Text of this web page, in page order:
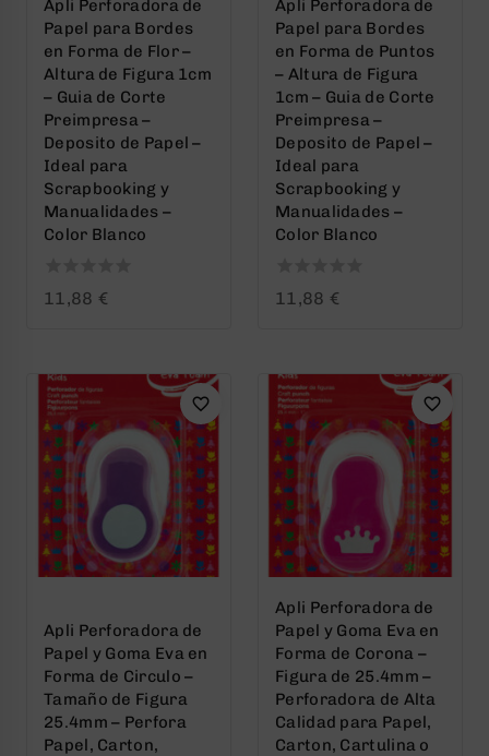
Apli Perforadora de
Papel para Bordes
en Forma de Flor –
Altura de Figura 1cm
– Guia de Corte
Preimpresa –
Deposito de Papel –
Ideal para
Scrapbooking y
Manualidades –
Color Blanco
011,88 €
Apli Perforadora de
Papel para Bordes
en Forma de Puntos
– Altura de Figura
1cm – Guia de Corte
Preimpresa –
Deposito de Papel –
Ideal para
Scrapbooking y
Manualidades –
Color Blanco
011,88 €
Apli Perforadora de
Papel y Goma Eva en
Forma de Circulo –
Tamaño de Figura
25.4mm – Perfora
Papel, Carton,
Apli Perforadora de
Papel y Goma Eva en
Forma de Corona –
Figura de 25.4mm –
Perforadora de Alta
Calidad para Papel,
Carton, Cartulina o